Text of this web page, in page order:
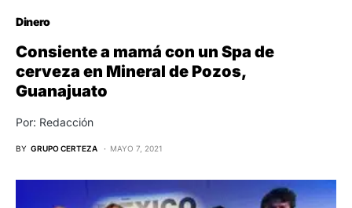
Dinero
Consiente a mamá con un Spa de
cerveza en Mineral de Pozos,
Guanajuato
Por: Redacción
BY GRUPO CERTEZA MAYO 7, 2021